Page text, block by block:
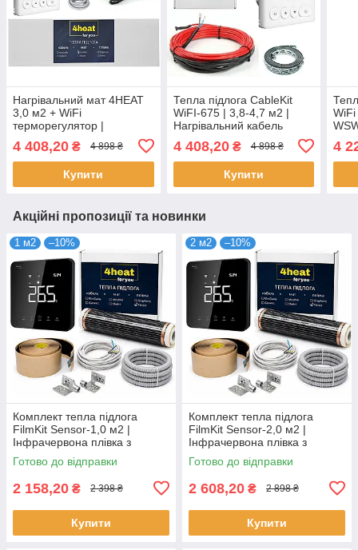
Нагрівальний мат 4HEAT
3,0 м2 + WiFi
терморегулятор |
MatKit WiFi-3,0
4 408,20 ₴ 4 898 ₴
Купити
Тепла підлога CableKit
WiFI-675 | 3,8-4,7 м2 |
Нагрівальний кабель
терморегулятор
4 408,20₴ 4 898 ₴
Купити
WiFi
4
Акційні пропозиції та новинки
1 м2 –10%
Комплект тепла підлога
FilmKit Sensor-1,0 м2 |
Інфрачервона плівка з
терморегулятором 4HEAT
Готово до відправки
2 158,20 ₴ 2 398 ₴
Купити
2 м2 –10%
Комплект тепла підлога
FilmKit Sensor-2,0 м2 |
Інфрачервона плівка з
терморегулятором 4HEAT
Готово до відправки
2 608,20 ₴ 2 898 ₴
Купити